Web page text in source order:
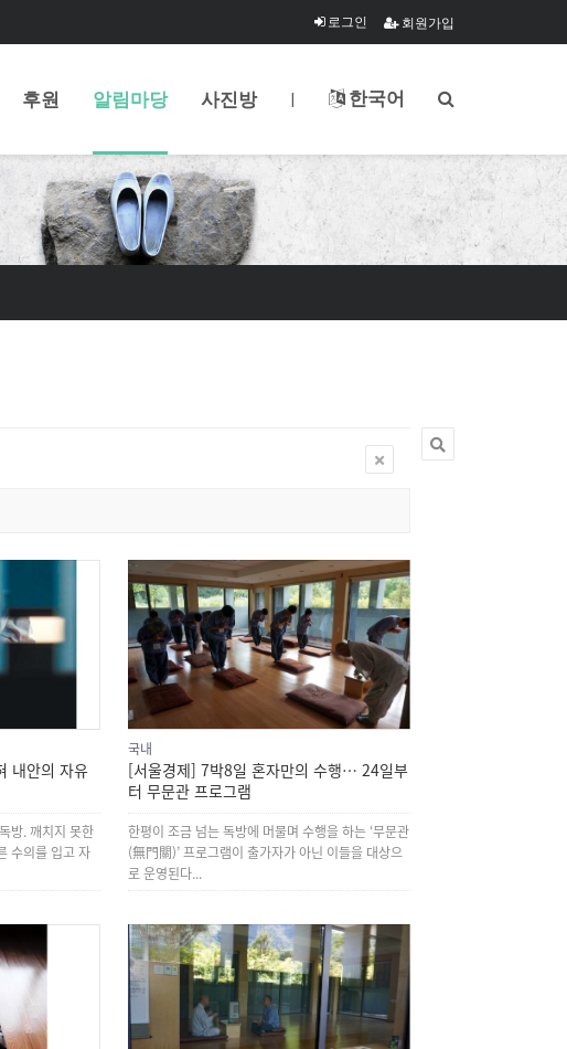
로그인 회원가입
후원 알림마당 사진방 | 한국어
내안의 자유
방. 깨치지 못한
수의를 입고 자
국내
[서울경제] 7박8일 혼자만의 수행… 24일부
터 무문관 프로그램
한평이 조금 넘는 독방에 머물며 수행을 하는 ‘무문관
(無門關)’ 프로그램이 출가자가 아닌 이들을 대상으
로 운영된다...